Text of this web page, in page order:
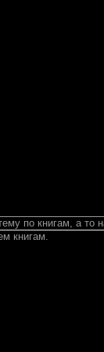
по книгам, а то
книгам.